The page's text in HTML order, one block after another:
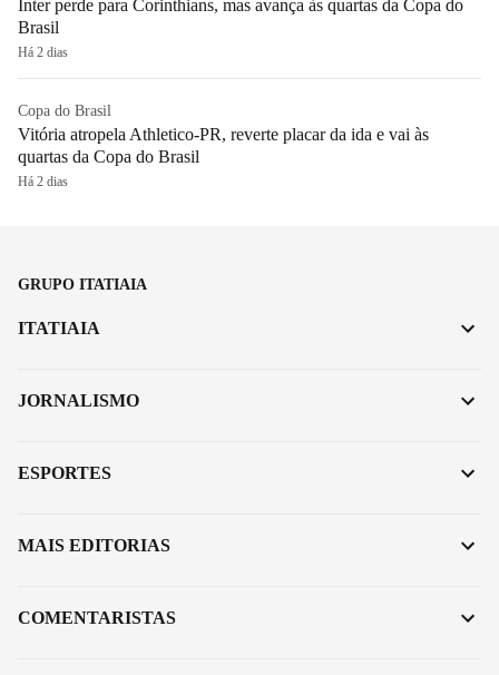
Inter perde para Corinthians, mas avança às quartas da Copa do
Brasil
Há 2 dias
Copa do Brasil
Vitória atropela Athletico-PR, reverte placar da ida e vai às
quartas da Copa do Brasil
Há 2 dias
GRUPO ITATIAIA
ITATIAIA
JORNALISMO
ESPORTES
MAIS EDITORIAS
COMENTARISTAS